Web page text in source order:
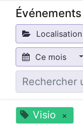
Événements
Localisation
Ce mois
Visio ×